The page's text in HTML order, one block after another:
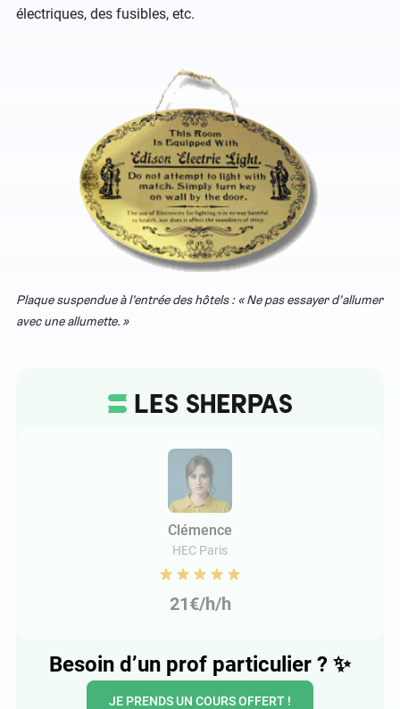
électriques, des fusibles, etc.
Plaque suspendue à l’entrée des hôtels : « Ne pas essayer d’allumer
avec une allumette. »
Clémence
HEC Paris
21€/h/h
Besoin d’un prof particulier ? ✨
JE PRENDS UN COURS OFFERT !